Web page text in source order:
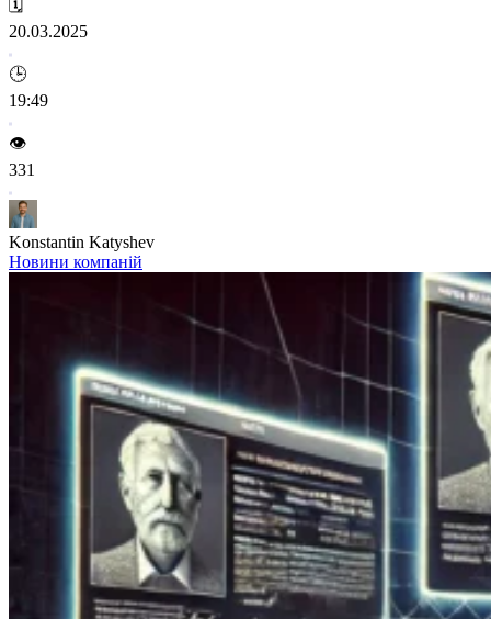
🗓️
20.03.2025
🕒
19:49
👁️
331
Konstantin Katyshev
Новини компаній